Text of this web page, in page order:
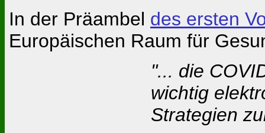
In der Präambel des ersten
Europäischen Raum für
"... die
wichtig
Strategien